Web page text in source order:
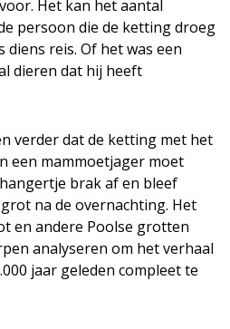
Het kan het aantal
persoon die de ketting droeg
diens reis. Of het was een
dieren dat hij heeft
verder dat de ketting met het
een mammoetjager moet
brak af en bleef
na de overnachting. Het
en andere Poolse grotten
analyseren om het verhaal
jaar geleden compleet te